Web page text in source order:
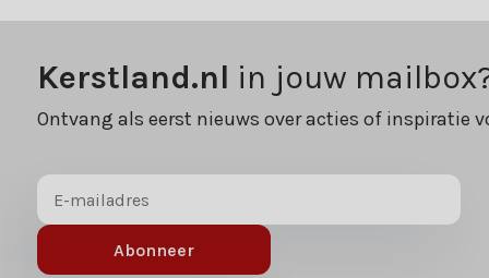
Kerstland.nl in jouw
Ontvang als eerst nieuws over acties of inspiratie
Abonneer